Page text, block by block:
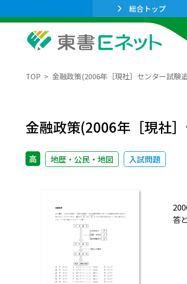
総合トップ
TOP 金融政策(2006年［現社］センター試験
金融政策(2006年［現社
高 地歴・公民・地図 入試問題
答